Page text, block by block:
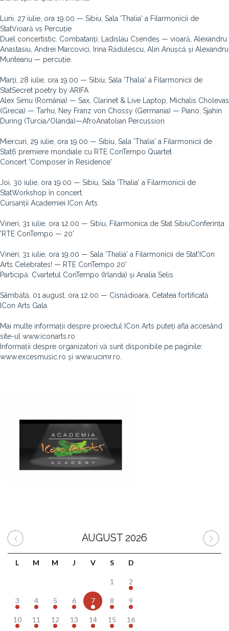
Luni, 27 iulie, ora 19.00 — Sibiu, Sala 'Thalia' a Filarmonicii de
StatVioară vs Percuție
Duel concertistic. Combatanți: Ladislau Csendeș — vioară, Alexandru
Anastasiu, Andrei Marcovici, Irina Rădulescu, Alin Anușcă și Alexandru
Munteanu — percuție.
Marți, 28 iulie, ora 19.00 — Sibiu, Sala 'Thalia' a Filarmonicii de
StatSecret poetry by ARIFA
Alex Simu (România) — Sax, Clarinet & Live Laptop, Michalis Cholevas
(Grecia) — Tarhu, Ney Franz von Chossy (Germania) — Piano, Sjahin
During (Turcia/Olanda)—AfroAnatolian Percussion
Miercuri, 29 iulie, ora 19.00 — Sibiu, Sala 'Thalia' a Filarmonicii de
Stat6 premiere mondiale cu RTE ConTempo Quartet
Concert 'Composer în Residence'
Joi, 30 iulie, ora 19.00 — Sibiu, Sala 'Thalia' a Filarmonicii de
StatWorkshop în concert.
Cursanții Academiei ICon Arts
Vineri, 31 iulie, ora 12.00 — Sibiu, Filarmonica de Stat SibiuConferința
'RTE ConTempo — 20'
Vineri, 31 iulie, ora 19.00 — Sala 'Thalia' a Filarmonicii de Stat'ICon
Arts Celebrates! — RTE ConTempo 20'
Participă: Cvartetul ConTempo (Irlanda) și Analia Selis
Sâmbătă, 01 august, ora 12.00 — Cisnădioara, Cetatea fortificată
ICon Arts Gala.
Mai multe informații despre proiectul ICon Arts puteți afla accesând
site-ul www.iconarts.ro
Informații despre organizatori vă sunt disponibile pe paginile:
www.excesmusic.ro și www.ucimr.ro.
AUGUST 2026
L M M J V S D
1 2
3 4 5 6 7 8 9
10 11 12 13 14 15 16